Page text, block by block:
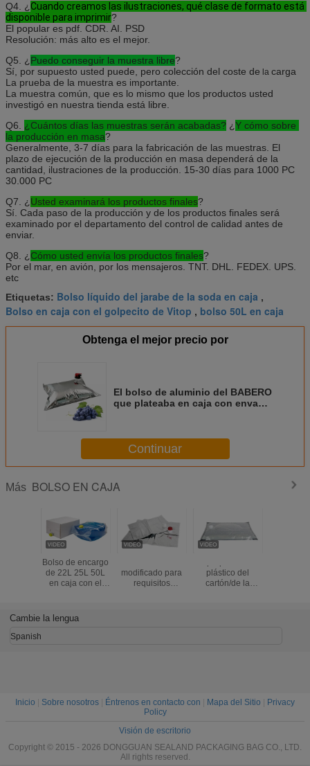
Q4. ¿ Cuando creamos las ilustraciones, qué clase de formato está
disponible para imprimir?
El popular es pdf. CDR. AI. PSD
Resolución: más alto es el mejor.
Q5. ¿ Puedo conseguir la muestra libre?
Sí, por supuesto usted puede,
pero colección del coste de la carga
La prueba de la muestra es importante.
La muestra común, que es lo mismo que los productos usted
investigó en nuestra tienda está libre.
Q6. ¿Cuántos días las muestras serán acabadas? ¿ Y cómo sobre
la producción en masa?
Generalmente, 3-7 días para la fabricación de las muestras. El
plazo de ejecución de la producción en masa dependerá de la
cantidad, ilustraciones de la producción. 15-30 días para 1000 PC
30.000 PC
Q7. ¿ Usted examinará los productos finales?
Sí. Cada paso de la producción y de los productos finales será
examinado por el departamento del control de calidad antes de
enviar.
Q8. ¿ Cómo usted envía los productos finales?
Por el mar, en avión, por los mensajeros. TNT. DHL. FEDEX. UPS.
etc
Etiquetas: Bolso líquido del jarabe de la soda en caja ,
Bolso en caja con el golpecito de Vitop , bolso 50L en caja
Obtenga el mejor precio por
El bolso de aluminio del BABERO
que plateaba en caja con envase
para requisitos particulares
Continuar
Más BOLSO EN CAJA
Bolso de encargo
de 22L 25L 50L
en caja con el
jarabe líquido de
la soda
modificado para
requisitos
plástico del
cartón/de la
Cambie la lengua
Spanish
Inicio Sobre nosotros Éntrenos en contacto con Mapa del Sitio
Privacy
Policy
Visión de escritorio
Copyright © 2015 - 2026 DONGGUAN SEALAND PACKAGING BAG CO., LTD.
All rights reserved.